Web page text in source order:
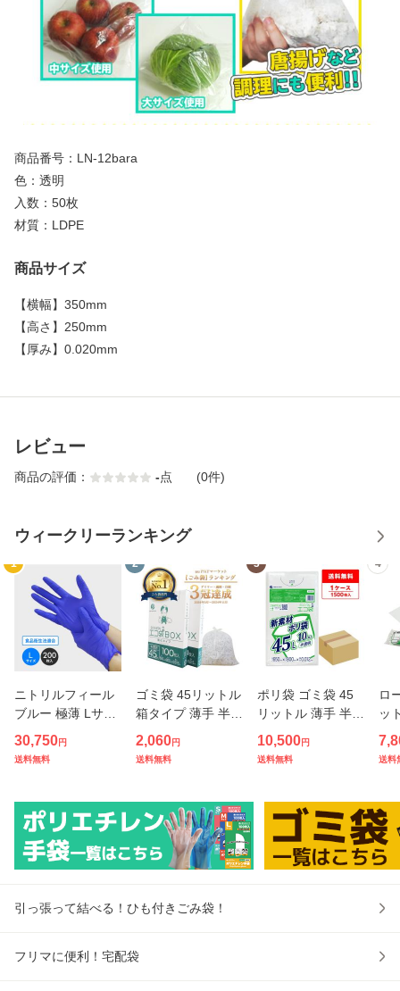
商品番号：LN-12bara
色：透明
入数：50枚
材質：LDPE
商品サイズ
【横幅】 350mm
【高さ 】 250mm
【 厚み】 0.020mm
レビュー
商品の評価： -点 (0件)
ウィークリーランキング
1
ニトリルフィール
ブルー 極薄 Lサイ
ズ パウダーフリー
200枚x15小箱 左
右兼用 11679 ニト
ゴム グローブ 使い
捨て手袋
30,750円
送料無料
2
ゴミ袋 45リットル
箱タイプ 薄手 半透
明 65x80cm 0.015
mm厚 100枚x2小
箱 BX-530-2kobak
袋 45l 箱型 収納 セ
ット販売
2,060円
送料無料
3
ポリ袋 ゴミ袋 45
リットル 薄手 半透
明 65x80cm 0.012
mm厚 10枚x150冊
KN-50 ごみ袋 袋 4
無料 サンキョウプ
10,500円
送料無料
4
ロ
ッ
冊
ポ
ー
プ
送料
引っ張って結べる！ひも付きごみ袋！
フリマに便利！宅配袋